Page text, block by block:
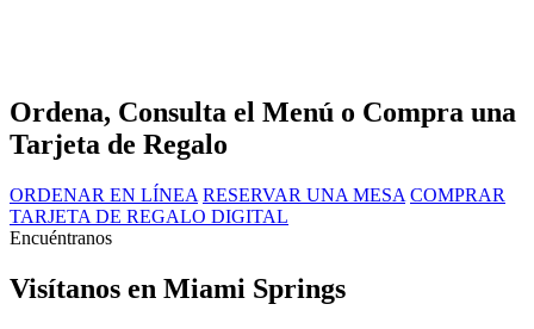
Ordena, Consulta el Menú o Compra una
Tarjeta de Regalo
ORDENAR EN LÍNEA RESERVAR UNA MESA COMPRAR
TARJETA DE REGALO DIGITAL
Encuéntranos
Visítanos en Miami Springs